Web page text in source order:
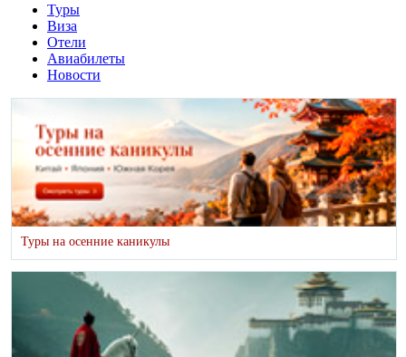
Туры
Виза
Отели
Авиабилеты
Новости
Туры на осенние каникулы